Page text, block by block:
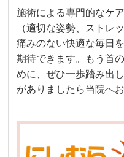
施術による専門的なケ
（適切な姿勢、ストレ
痛みのない快適な毎日
期待できます。もう首
めに、ぜひ一歩踏み出
がありましたら当院へ